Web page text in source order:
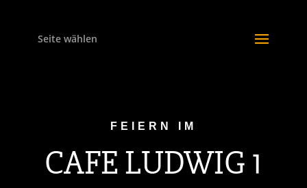
Seite wählen
FEIERN IM
CAFE LUDWIG 1